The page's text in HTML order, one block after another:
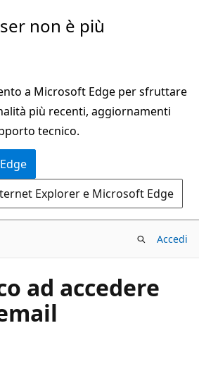
non è più
a Microsoft Edge per sfruttare
più recenti, aggiornamenti
tecnico.
Explorer e Microsoft Edge
Accedi
ad accedere